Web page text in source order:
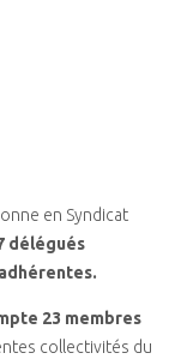
en Syndicat
délégués
23 membres
collectivités du